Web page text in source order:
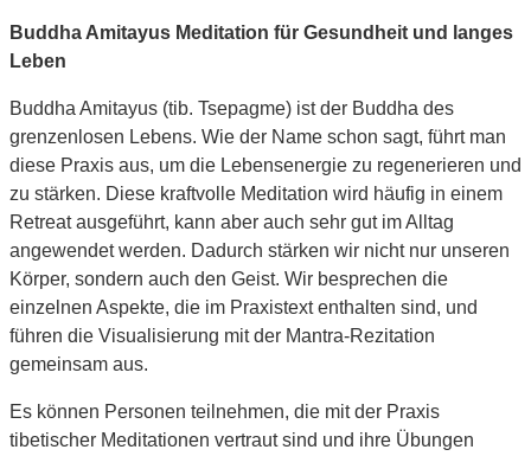
Buddha Amitayus Meditation für Gesundheit und langes
Leben
Buddha Amitayus (tib. Tsepagme) ist der Buddha des
grenzenlosen Lebens. Wie der Name schon sagt, führt man
diese Praxis aus, um die Lebensenergie zu regenerieren und
zu stärken. Diese kraftvolle Meditation wird häufig in einem
Retreat ausgeführt, kann aber auch sehr gut im Alltag
angewendet werden. Dadurch stärken wir nicht nur unseren
Körper, sondern auch den Geist. Wir besprechen die
einzelnen Aspekte, die im Praxistext enthalten sind, und
führen die Visualisierung mit der Mantra-Rezitation
gemeinsam aus.
Es können Personen teilnehmen, die mit der Praxis
tibetischer Meditationen vertraut sind und ihre Übungen